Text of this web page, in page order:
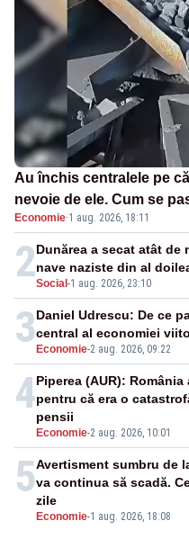
Au închis centralele pe
nevoie de ele. Cum se
energetică
Economie·1 aug. 2026, 18:11
2Social -1 aug. 2026, 23:10
Dunărea a secat atât
nave naziste din al
3 Economie-2 aug. 2026, 09:22
Daniel Udrescu: De ce
central al economiei
4
Economie-2 aug. 2026, 10:01
Piperea (AUR):
pentru că era o
pensii
5
Economie-1 aug. 2026, 18:08
Avertisment sumbru de
va continua să scadă.
zile